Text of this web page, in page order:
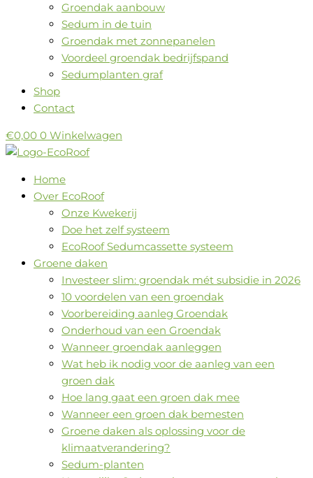
Groendak aanbouw
Sedum in de tuin
Groendak met zonnepanelen
Voordeel groendak bedrijfspand
Sedumplanten graf
Shop
Contact
€0,00 0 Winkelwagen
Home
Over EcoRoof
Onze Kwekerij
Doe het zelf systeem
EcoRoof Sedumcassette systeem
Groene daken
Investeer slim: groendak mét subsidie in 2026
10 voordelen van een groendak
Voorbereiding aanleg Groendak
Onderhoud van een Groendak
Wanneer groendak aanleggen
Wat heb ik nodig voor de aanleg van een
groen dak
Hoe lang gaat een groen dak mee
Wanneer een groen dak bemesten
Groene daken als oplossing voor de
klimaatverandering?
Sedum-planten